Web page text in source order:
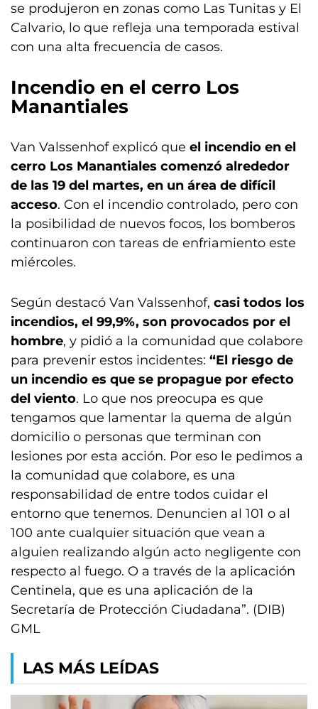
se produjeron en zonas como Las Tunitas y El
Calvario, lo que refleja una temporada estival
con una alta frecuencia de casos.
Incendio en el cerro Los
Manantiales
Van Valssenhof explicó que el incendio en el
cerro Los Manantiales comenzó alrededor
de las 19 del martes, en un área de difícil
acceso. Con el incendio controlado, pero con
la posibilidad de nuevos focos, los bomberos
continuaron con tareas de enfriamiento este
miércoles.
Según destacó Van Valssenhof, casi todos los
incendios, el 99,9%, son provocados por el
hombre, y pidió a la comunidad que colabore
para prevenir estos incidentes: “El riesgo de
un incendio es que se propague por efecto
del viento. Lo que nos preocupa es que
tengamos que lamentar la quema de algún
domicilio o personas que terminan con
lesiones por esta acción. Por eso le pedimos a
la comunidad que colabore, es una
responsabilidad de entre todos cuidar el
entorno que tenemos. Denuncien al 101 o al
100 ante cualquier situación que vean a
alguien realizando algún acto negligente con
respecto al fuego. O a través de la aplicación
Centinela, que es una aplicación de la
Secretaría de Protección Ciudadana”. (DIB)
GML
LAS MÁS LEÍDAS